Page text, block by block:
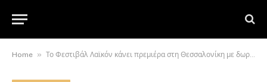
Home » Το Φεστιβάλ Λαϊκόν κάνει πρεμιέρα στη Θεσσαλονίκη με δωρεάν προβολές και συναυλία